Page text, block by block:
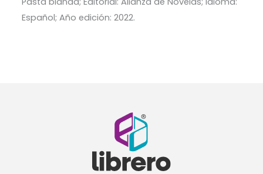
Español; Año edición: 2022.